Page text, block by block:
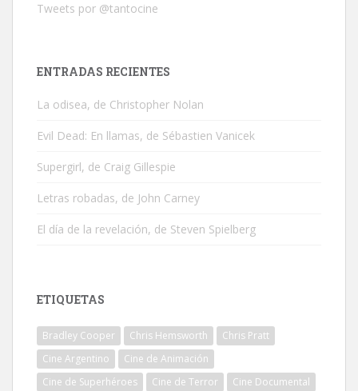
Tweets por @tantocine
ENTRADAS RECIENTES
La odisea, de Christopher Nolan
Evil Dead: En llamas, de Sébastien Vanicek
Supergirl, de Craig Gillespie
Letras robadas, de John Carney
El día de la revelación, de Steven Spielberg
ETIQUETAS
Bradley Cooper Chris Hemsworth
Chris Pratt
Cine Argentino
Cine de Animación
Cine de Superhéroes
Cine de Terror
Cine Documental